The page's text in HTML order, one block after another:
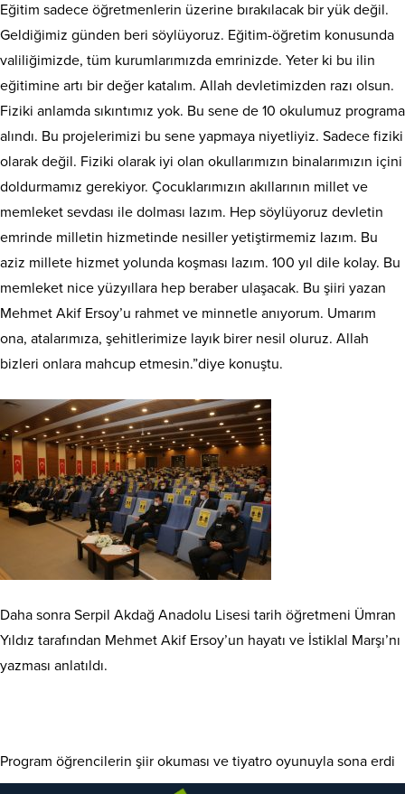
Eğitim sadece öğretmenlerin üzerine bırakılacak bir yük değil.
Geldiğimiz günden beri söylüyoruz. Eğitim-öğretim konusunda
valiliğimizde, tüm kurumlarımızda emrinizde. Yeter ki bu ilin
eğitimine artı bir değer katalım. Allah devletimizden razı olsun.
Fiziki anlamda sıkıntımız yok. Bu sene de 10 okulumuz programa
alındı. Bu projelerimizi bu sene yapmaya niyetliyiz. Sadece fiziki
olarak değil. Fiziki olarak iyi olan okullarımızın binalarımızın içini
doldurmamız gerekiyor. Çocuklarımızın akıllarının millet ve
memleket sevdası ile dolması lazım. Hep söylüyoruz devletin
emrinde milletin hizmetinde nesiller yetiştirmemiz lazım. Bu
aziz millete hizmet yolunda koşması lazım. 100 yıl dile kolay. Bu
memleket nice yüzyıllara hep beraber ulaşacak. Bu şiiri yazan
Mehmet Akif Ersoy’u rahmet ve minnetle anıyorum. Umarım
ona, atalarımıza, şehitlerimize layık birer nesil oluruz. Allah
bizleri onlara mahcup etmesin.”diye konuştu.
Daha sonra Serpil Akdağ Anadolu Lisesi tarih öğretmeni Ümran
Yıldız tarafından Mehmet Akif Ersoy’un hayatı ve İstiklal Marşı’nı
yazması anlatıldı.
Program öğrencilerin şiir okuması ve tiyatro oyunuyla sona erdi